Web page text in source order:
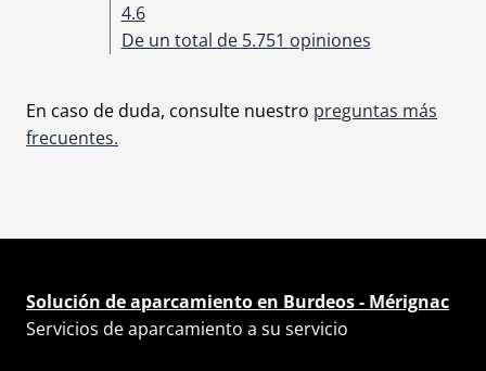
4.6
De un total de 5.751 opiniones
En caso de duda, consulte nuestro preguntas más
frecuentes.
Solución de aparcamiento en Burdeos - Mérignac
Servicios de aparcamiento a su servicio